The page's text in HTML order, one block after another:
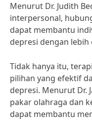
Menurut Dr. Judith
interpersonal,
dapat membantu
depresi dengan lebih
Tidak hanya itu,
pilihan yang efektif
depresi. Menurut Dr.
pakar olahraga dan
dapat membantu